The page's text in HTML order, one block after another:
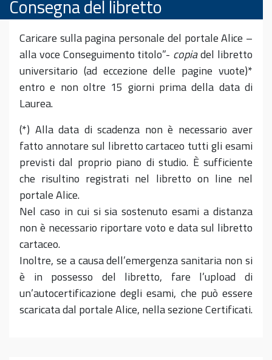
Consegna del libretto
Caricare sulla pagina personale del portale Alice –
alla voce Conseguimento titolo”- copiadel libretto
universitario (ad eccezione delle pagine vuote)*
entro e non oltre 15 giorni prima della data di
Laurea.
(*) Alla data di scadenza non è necessario aver
fatto annotare sul libretto cartaceo tutti gli esami
previsti dal proprio piano di studio. È sufficiente
che risultino registrati nel libretto on line nel
portale Alice.
Nel caso in cui si sia sostenuto esami a distanza
non è necessario riportare voto e data sul libretto
cartaceo.
Inoltre, se a causa dell’emergenza sanitaria non si
è in possesso del libretto, fare l’upload di
un’autocertificazione degli esami, che può essere
scaricata dal portale Alice, nella sezione Certificati.